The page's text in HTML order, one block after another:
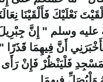
نَعْلَيْكَ فَأَلْقَيْنَا
عليه وسلم ‏"‏ إِنَّ
أَنَّ فِيهِمَا قَذَرًا
فَلْيَنْظُرْ فَإِنْ رَأَى